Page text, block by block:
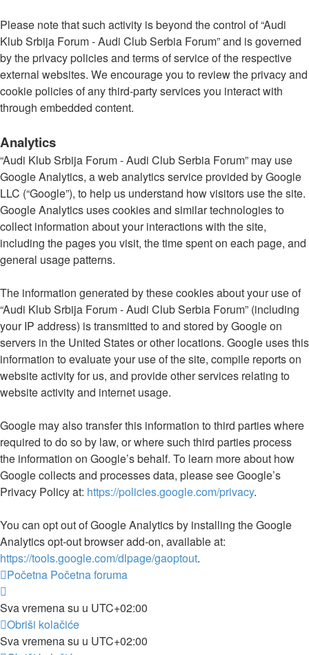
Please note that such activity is beyond the control of “Audi
Klub Srbija Forum - Audi Club Serbia Forum” and is governed
by the privacy policies and terms of service of the respective
external websites. We encourage you to review the privacy and
cookie policies of any third-party services you interact with
through embedded content.
Analytics
“Audi Klub Srbija Forum - Audi Club Serbia Forum” may use
Google Analytics, a web analytics service provided by Google
LLC (“Google”), to help us understand how visitors use the site.
Google Analytics uses cookies and similar technologies to
collect information about your interactions with the site,
including the pages you visit, the time spent on each page, and
general usage patterns.
The information generated by these cookies about your use of
“Audi Klub Srbija Forum - Audi Club Serbia Forum” (including
your IP address) is transmitted to and stored by Google on
servers in the United States or other locations. Google uses this
information to evaluate your use of the site, compile reports on
website activity for us, and provide other services relating to
website activity and internet usage.
Google may also transfer this information to third parties where
required to do so by law, or where such third parties process
the information on Google’s behalf. To learn more about how
Google collects and processes data, please see Google’s
Privacy Policy at: https://policies.google.com/privacy.
You can opt out of Google Analytics by installing the Google
Analytics opt-out browser add-on, available at:
https://tools.google.com/dlpage/gaoptout.
Početna Početna foruma
Sva vremena su u UTC+02:00
Obriši kolačiće
Sva vremena su u UTC+02:00